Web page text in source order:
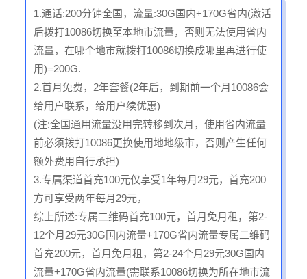
1.通话:200分钟全国，流量:30G国内+170G省内(激活
后拨打10086切换至本地市流量，否则无法使用省内
流量，在哪个地市就拨打10086切换成哪里再进行使
用)=200G.
2.首月免费，2年套餐(2年后，到期前一个月10086会
给用户联系，给用户续优惠)
(注:全国通用流量没用完转移到次月，使用省内流量
前必须拨打10086更换使用地地级市，否则产生任何
额外费用自行承担)
3.专属渠道首充100元仅享受1年每月29元，首充200
方可享受两年每月29元，
综上所述:专属二维码首充100元，首月免月租，第2-
12个月29元30G国内流量+170G省内流量专属二维码
首充200元，首月免月租，第2-24个月29元30G国内
流量+170G省内流量(需联系10086切换为所在地市流